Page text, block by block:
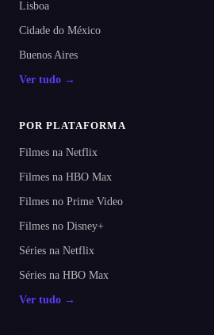
Lisboa
Cidade do México
Buenos Aires
Ver tudo →
POR PLATAFORMA
Filmes na Netflix
Filmes na HBO Max
Filmes no Prime Video
Filmes no Disney+
Séries na Netflix
Séries na HBO Max
Ver tudo →